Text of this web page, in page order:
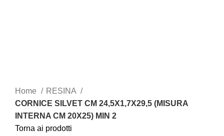
Home
RESINA
CORNICE SILVET CM 24,5X1,7X29,5 (MISURA
INTERNA CM 20X25) MIN 2
Torna ai prodotti